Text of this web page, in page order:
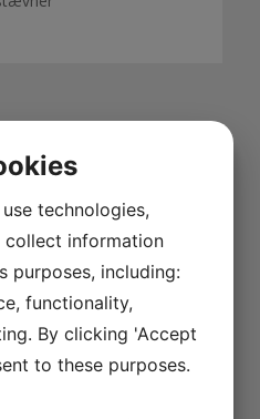
Super super lækker mulighed for
mere! Dejligt man kan sidde
technologies,
collect information
purposes, including:
functionality,
By clicking 'Accept
to these purposes.